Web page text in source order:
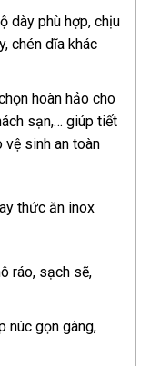
dày phù hợp, chịu
chén dĩa khác
hoàn hảo cho
sạn,… giúp tiết
sinh an toàn
thức ăn inox
ráo, sạch sẽ,
núc gọn gàng,